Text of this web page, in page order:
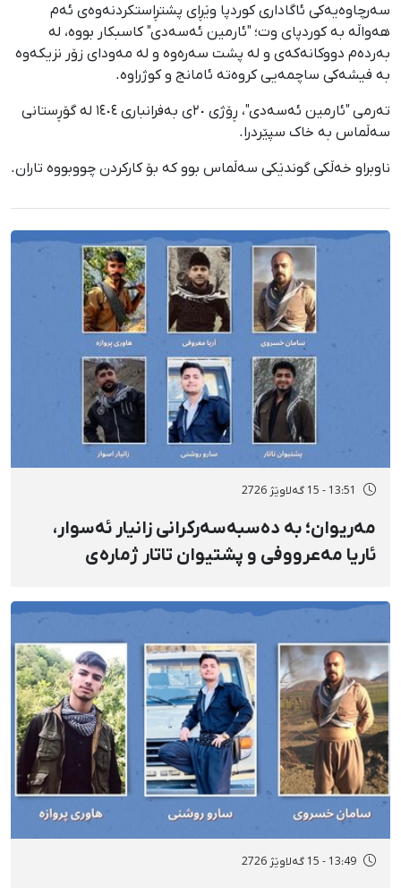
سەرچاوەیەکی ئاگاداری کوردپا وێڕای پشتڕاستکردنەوەی ئەم
هەواڵە بە کوردپای وت؛ "ئارمین ئەسەدی" کاسبکار بووە، لە
بەردەم دووکانەکەی و لە پشت سەرەوە و لە مەودای زۆر نزیکەوە
بە فیشەکی ساچمەیی کروەتە ئامانج و کوژراوە.
تەرمی "ئارمین ئەسەدی"، ڕۆژی ٢٠ی بەفرانباری ١٤٠٤ لە گۆڕستانی
سەڵماس بە خاک سپێردرا.
ناوبراو خەڵکی گوندێکی سەڵماس بوو کە بۆ کارکردن چووبووە تاران.
13:51 - 15 گەلاوێژ 2726
مەریوان؛ بە دەسبەسەرکرانی زانیار ئەسوار،
ئاریا مەعرووفی و پشتیوان تاتار ژمارەی
بۆ شەش کەس زیادی کرد
13:49 - 15 گەلاوێژ 2726